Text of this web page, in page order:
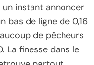
un instant annoncer
bas de ligne de 0,16
de pêcheurs
La finesse dans le